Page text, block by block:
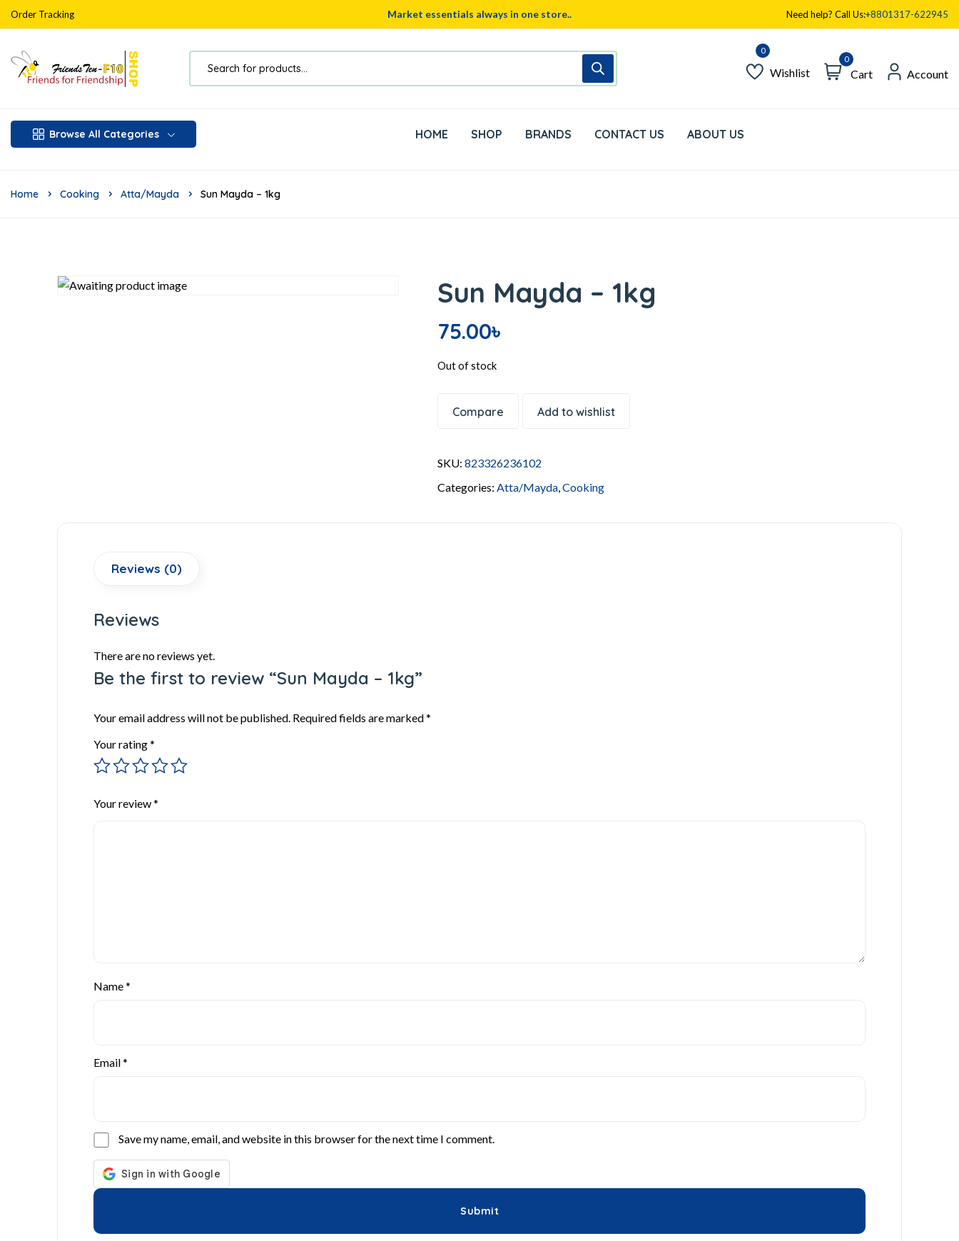
Order Tracking Market essentials always in one store.. Need help? Call Us:+8801317-622945
Wishlist
0
Cart Account
Browse All Categories HOME SHOP BRANDS CONTACT US ABOUT US
Home Cooking Atta/Mayda Sun Mayda – 1kg
Sun Mayda – 1kg
75.00৳
Out of stock
Compare Add to wishlist
SKU:823326236102
Categories: Atta/Mayda ,Cooking
Reviews (0)
Reviews
There are no reviews yet.
Be the first to review “Sun Mayda – 1kg”
Your email address will not be published. Required fields are marked*
Your rating*
Your review*
Name*
Email*
Save my name, email, and website in this browser for the next time I comment.